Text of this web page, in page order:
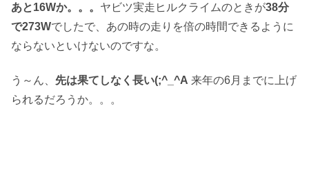
あと16Wか。。。 ヤビツ実走ヒルクライムのときが38分
で273Wでしたで、あの時の走りを倍の時間できるように
ならないといけないのですな。
う～ん、 先は果てしなく長い(;^_^A 来年の6月までに上げ
られるだろうか。。。